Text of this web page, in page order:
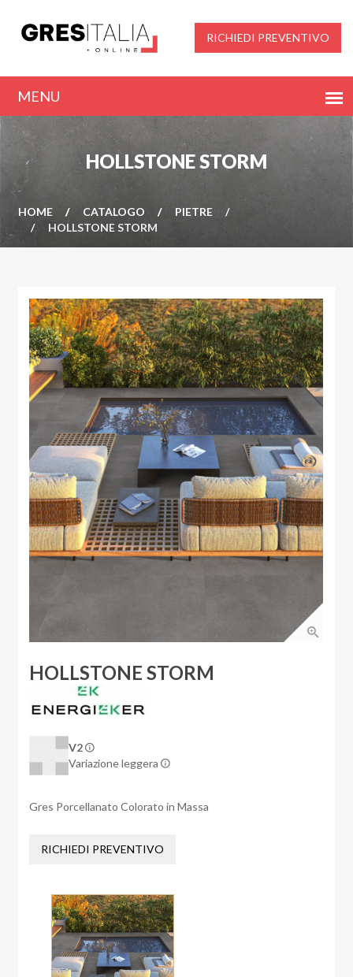
RICHIEDI PREVENTIVO
HOLLSTONE STORM
HOME CATALOGO
PIETRE
HOLLSTONE STORM
HOLLSTONE STORM
V2
Variazione leggera
Gres Porcellanato Colorato in Massa
RICHIEDI PREVENTIVO